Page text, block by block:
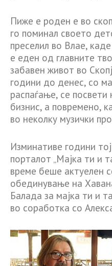
Пиже е роден е во
го поминал своето
преселил во Влае,
е еден од главните
забавен живот во
години до денес, со
распаѓање, се посвети
бизнис, а повремено,
во неколку музички
Изминативе години
порталот „Мајка ти и
време беше актуелен
обединување на
Балада за мајка ти и
во соработка со